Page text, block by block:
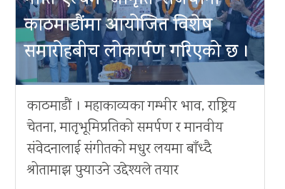
काठमाडौंमा आयोजित विशेष
समारोहबीच लोकार्पण गरिएको छ ।
काठमाडौं । महाकाव्यका गम्भीर भाव, राष्ट्रिय
चेतना, मातृभूमिप्रतिको समर्पण र मानवीय
संवेदनालाई संगीतको मधुर लयमा बाँध्दै
श्रोतामाझ पुर्‍याउने उद्देश्यले तयार